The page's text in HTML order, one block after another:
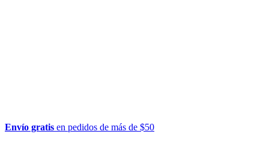
Envío gratis en pedidos de más de $50